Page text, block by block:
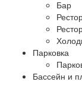
Бар
Парковка
Бассейн и